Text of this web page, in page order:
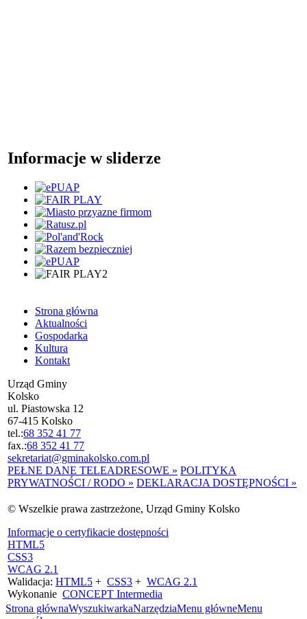
Informacje w sliderze
Strona główna
Aktualności
Gospodarka
Kultura
Kontakt
Urząd Gminy
Kolsko
ul. Piastowska 12
67-415 Kolsko
tel.:68 352 41 77
fax.:68 352 41 77
sekretariat@gminakolsko.com.pl
PEŁNE DANE TELEADRESOWE » POLITYKA
PRYWATNOŚCI / RODO » DEKLARACJA DOSTĘPNOŚCI »
© Wszelkie prawa zastrzeżone, Urząd Gminy Kolsko
Informacje o certyfikacie dostępności
HTML5
CSS3
WCAG 2.1
Walidacja: HTML5 + CSS3 + WCAG 2.1
Wykonanie CONCEPT Intermedia
Strona głównaWyszukiwarkaNarzędziaMenu główneMenu